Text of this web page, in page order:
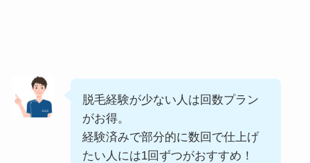
脱毛経験が少ない人は回数プラン
がお得。
経験済みで部分的に数回で仕上げ
たい人には1回ずつがおすすめ！